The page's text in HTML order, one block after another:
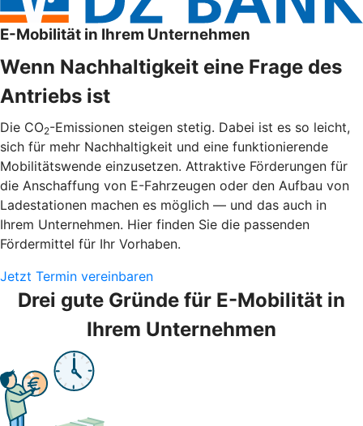
E-Mobilität in Ihrem Unternehmen
Wenn Nachhaltigkeit eine Frage des
Antriebs ist
Die CO2-Emissionen steigen stetig. Dabei ist es so leicht,
sich für mehr Nachhaltigkeit und eine funktionierende
Mobilitätswende einzusetzen. Attraktive Förderungen für
die Anschaffung von E-Fahrzeugen oder den Aufbau von
Ladestationen machen es möglich — und das auch in
Ihrem Unternehmen. Hier finden Sie die passenden
Fördermittel für Ihr Vorhaben.
Jetzt Termin vereinbaren
Drei gute Gründe für E-Mobilität in
Ihrem Unternehmen